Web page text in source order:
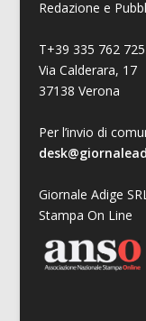
Redazione e
T+39 335 762
Via Calderara, 17
37138 Verona
Per l’invio di
Giornale Adige
Stampa On Line